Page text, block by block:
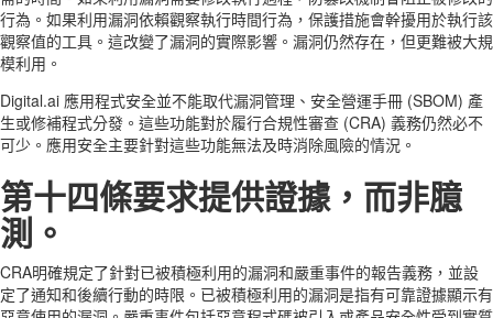
行為。如果利用漏洞依賴觀察執行時間行為，保護措施會幹擾用於執行該
觀察值的工具。這改變了漏洞的實際影響。漏洞仍然存在，但更難被大規
模利用。
Digital.ai 應用程式安全並不能取代漏洞管理、安全營運手冊 (SBOM) 產
生或修補程式分發。這些功能對於履行合規性審查 (CRA) 義務仍然必不
可少。應用安全主要針對這些功能無法及時消除風險的情況。
第十四條要求提供證據，而非臆
測。
CRA明確規定了針對已被積極利用的漏洞和嚴重事件的報告義務，並設
定了通知和後續行動的時限。已被積極利用的漏洞是指有可靠證據顯示有